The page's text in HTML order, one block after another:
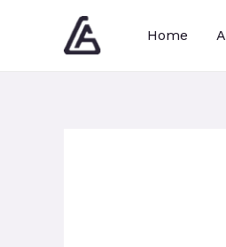
Home